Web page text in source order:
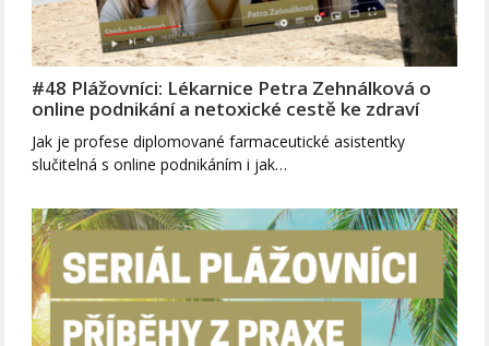
#48 Plážovníci: Lékarnice Petra Zehnálková o
online podnikání a netoxické cestě ke zdraví
Jak je profese diplomované farmaceutické asistentky
slučitelná s online podnikáním i jak…